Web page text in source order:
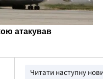
Читати наступну